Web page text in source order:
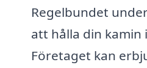
Regelbundet
att hålla din kamin
Företaget kan